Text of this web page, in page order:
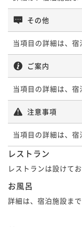
その他
当項目の詳細は、宿
ご案内
当項目の詳細は、宿
注意事項
当項目の詳細は、宿
レストラン
レストランは設けてお
お風呂
詳細は、宿泊施設ま